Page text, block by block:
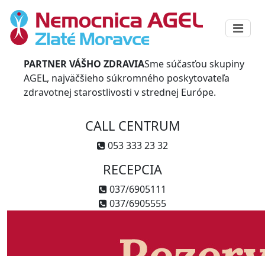
PARTNER VÁŠHO ZDRAVIASme súčasťou skupiny
AGEL, najväčšieho súkromného poskytovateľa
zdravotnej starostlivosti v strednej Európe.
CALL CENTRUM
053 333 23 32
RECEPCIA
037/6905111
037/6905555